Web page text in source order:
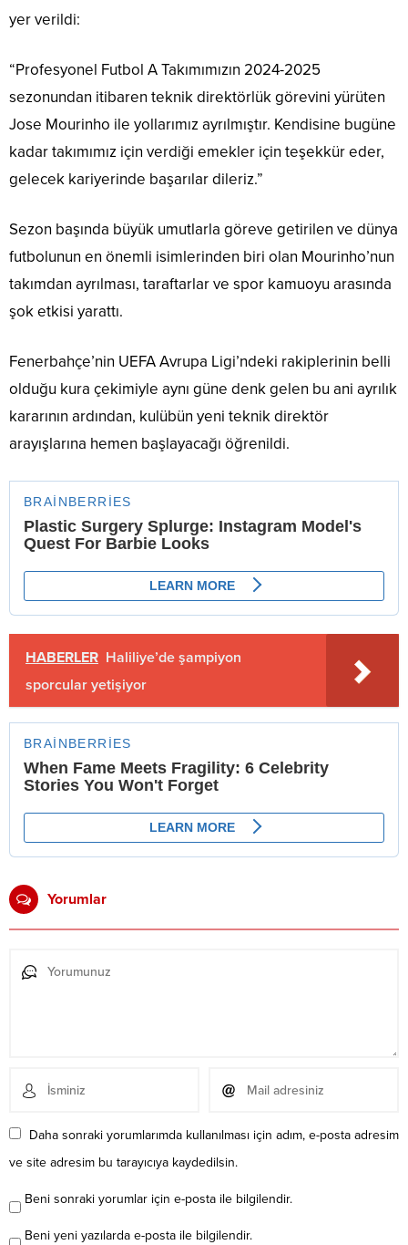
yer verildi:
“Profesyonel Futbol A Takımımızın 2024-2025
sezonundan itibaren teknik direktörlük görevini yürüten
Jose Mourinho ile yollarımız ayrılmıştır. Kendisine bugüne
kadar takımımız için verdiği emekler için teşekkür eder,
gelecek kariyerinde başarılar dileriz.”
Sezon başında büyük umutlarla göreve getirilen ve dünya
futbolunun en önemli isimlerinden biri olan Mourinho’nun
takımdan ayrılması, taraftarlar ve spor kamuoyu arasında
şok etkisi yarattı.
Fenerbahçe’nin UEFA Avrupa Ligi’ndeki rakiplerinin belli
olduğu kura çekimiyle aynı güne denk gelen bu ani ayrılık
kararının ardından, kulübün yeni teknik direktör
arayışlarına hemen başlayacağı öğrenildi.
HABERLER Haliliye’de şampiyon
sporcular yetişiyor
Yorumlar
Daha sonraki yorumlarımda kullanılması için adım, e-posta adresim
ve site adresim bu tarayıcıya kaydedilsin.
Beni sonraki yorumlar için e-posta ile bilgilendir.
Beni yeni yazılarda e-posta ile bilgilendir.